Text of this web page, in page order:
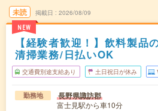
未読
NEW
掲載日 2026/08/09
【経験者歓迎！】飲料製品
清掃業務/日払いOK
交通費別途支給あり 土日祝日が休み
勤務地 長野県諏訪郡
富士見駅から車10分